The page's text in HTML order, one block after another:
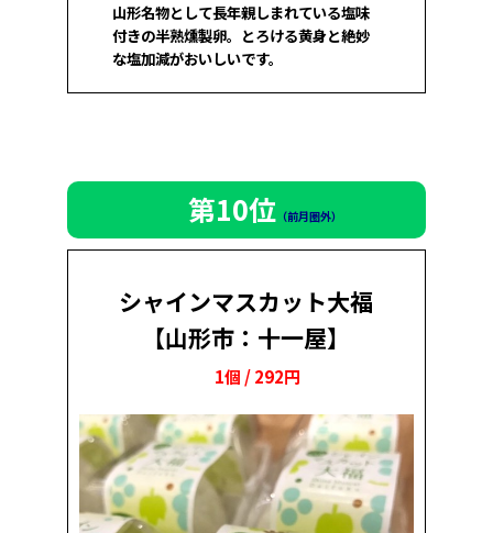
山形名物として長年親しまれている塩味
付きの半熟燻製卵。とろける黄身と絶妙
な塩加減がおいしいです。
第10位 （前月圏外）
シャインマスカット大福
【山形市：十一屋】
1個 / 292円